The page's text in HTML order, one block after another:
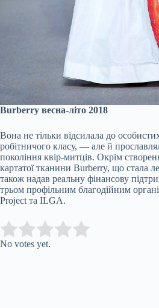
Burberry весна-літо 2018
Вона не тільки відсилала до
робітничого класу, — але й
покоління квір-митців. Окрім
картатої тканини Burberry, що стала
також надав реальну фінансову
трьом профільним благодійним
Project та ILGA.
Rate this item:
No votes yet.